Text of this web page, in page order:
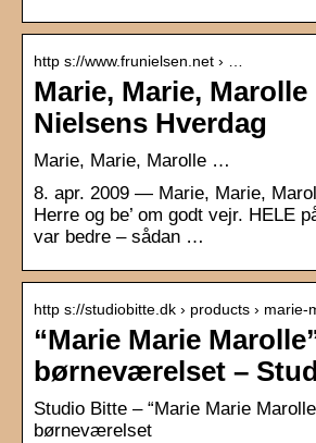
http s://www.frunielsen.net › …
Marie, Marie,
Nielsens Hverdag
Marie, Marie, Marolle …
8. apr. 2009 — Marie, Marie,
Herre og be’ om godt vejr. HELE
var bedre – sådan …
http s://studiobitte.dk › products › marie-
“Marie Marie
børneværelset –
Studio Bitte – “Marie Marie
børneværelset